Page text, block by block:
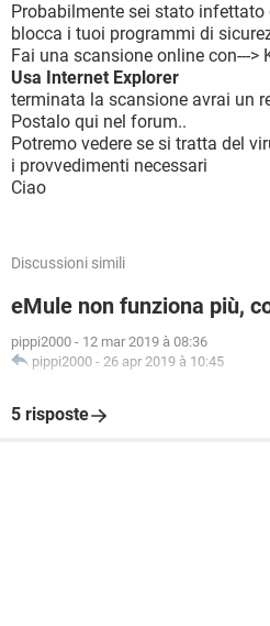
Probabilmente sei stato infettato
blocca i tuoi programmi di
Fai una scansione online con--->
Usa Internet Explorer
terminata la scansione avrai un
Postalo qui nel forum..
Potremo vedere se si tratta del
i provvedimenti necessari
Ciao
Discussioni simili
eMule non funziona più,
pippi2000 - 12 mar 2019 à 08:36
pippi2000 - 26 apr 2019 à 10:45
5 risposte